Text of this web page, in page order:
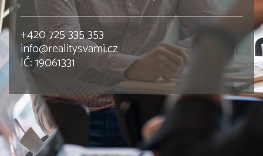
+420 725 335 353
info@realitysvami.cz
IČ: 19061331